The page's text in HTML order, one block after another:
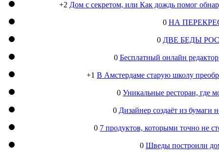
+2 Дом с секретом, или Как дождь помог
0 НА
0 ДВЕ БЕДЫ
0 Бесплатный онлайн
+1 В Амстердаме старую школу
0 Уникальные ресторан, где
0 Дизайнер создаёт из
0 7 продуктов, которыми точно не
0 Шведы построили